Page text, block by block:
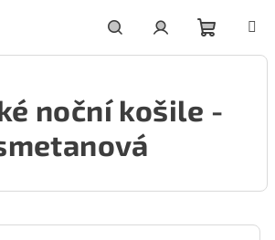
HledatPřihlášeníNákupní
košík
noční košile -